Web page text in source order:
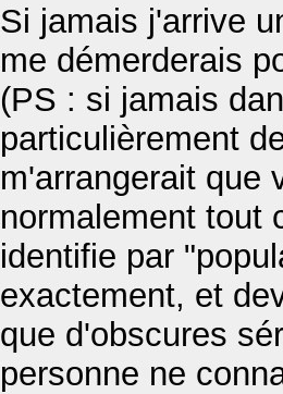
Si jamais j'arrive
me démerderais
(PS : si jamais
particulièrement
m'arrangerait que
normalement tout
identifie par
exactement, et
que d'obscures
personne ne